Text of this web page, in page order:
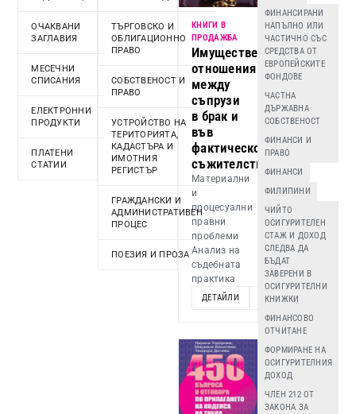
ОЧАКВАНИ
ЗАГЛАВИЯ
МЕСЕЧНИ
СПИСАНИЯ
ЕЛЕКТРОННИ
ПРОДУКТИ
ПЛАТЕНИ
СТАТИИ
ТЪРГОВСКО И
ОБЛИГАЦИОННО
ПРАВО
СОБСТВЕНОСТ И
ПРАВО
УСТРОЙСТВО НА
ТЕРИТОРИЯТА,
КАДАСТЪРА И
ИМОТНИЯ
РЕГИСТЪР
ГРАЖДАНСКИ И
АДМИНИСТРАТИВЕН
ПРОЦЕС
ПОЕЗИЯ И ПРОЗА
КНИГИ В
ПРОДАЖБА
Имуществени
отношения
между
съпрузи
в брак и
във
фактическо
съжителство
Материални
и
процесуални
правни
проблеми
Анализ на
съдебната
практика
ДЕТАЙЛИ ДОБАВИ
ФИНАНСИРАНИ
НАПЪЛНО ИЛИ
ЧАСТИЧНО СЪС
СРЕДСТВА ОТ
ЕВРОПЕЙСКИТЕ
ФОНДОВЕ
ЧАСТНА
ДЪРЖАВНА
СОБСТВЕНОСТ
ФИНАНСИ И
ПРАВО
ФИНАНСИ
ФИЛИПИНИ
ЧИЙТО
ОСИГУРИТЕЛЕН
СТАЖ И ДОХОД
СЛЕДВА ДА
БЪДАТ
ЗАВЕРЕНИ В
ОСИГУРИТЕЛНИ
КНИЖКИ
ФИНАНСОВО
ОТЧИТАНЕ
ФОРМИРАНЕ НА
ОСИГУРИТЕЛНИЯ
ДОХОД
ЧЛЕН 212 ОТ
ЗАКОНА ЗА